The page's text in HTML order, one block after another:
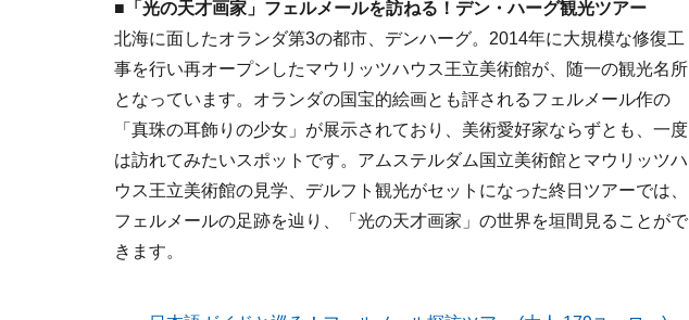
■「光の天才画家」フェルメールを訪ねる！デン・ハーグ観光ツアー
北海に面したオランダ第3の都市、デンハーグ。2014年に大規模な修復工
事を行い再オープンしたマウリッツハウス王立美術館が、随一の観光名所
となっています。オランダの国宝的絵画とも評されるフェルメール作の
「真珠の耳飾りの少女」が展示されており、美術愛好家ならずとも、一度
は訪れてみたいスポットです。アムステルダム国立美術館とマウリッツハ
ウス王立美術館の見学、デルフト観光がセットになった終日ツアーでは、
フェルメールの足跡を辿り、「光の天才画家」の世界を垣間見ることがで
きます。